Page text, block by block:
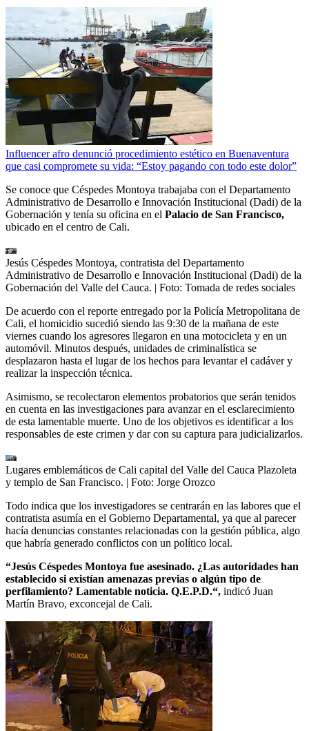
Influencer afro denunció procedimiento estético en Buenaventura
que casi compromete su vida: “Estoy pagando con todo este dolor”
Se conoce que Céspedes Montoya trabajaba con el Departamento
Administrativo de Desarrollo e Innovación Institucional (Dadi) de la
Gobernación y tenía su oficina en el Palacio de San Francisco,
ubicado en el centro de Cali.
Jesús Céspedes Montoya, contratista del Departamento
Administrativo de Desarrollo e Innovación Institucional (Dadi) de la
Gobernación del Valle del Cauca. | Foto: Tomada de redes sociales
De acuerdo con el reporte entregado por la Policía Metropolitana de
Cali, el homicidio sucedió siendo las 9:30 de la mañana de este
viernes cuando los agresores llegaron en una motocicleta y en un
automóvil. Minutos después, unidades de criminalística se
desplazaron hasta el lugar de los hechos para levantar el cadáver y
realizar la inspección técnica.
Asimismo, se recolectaron elementos probatorios que serán tenidos
en cuenta en las investigaciones para avanzar en el esclarecimiento
de esta lamentable muerte. Uno de los objetivos es identificar a los
responsables de este crimen y dar con su captura para judicializarlos.
Lugares emblemáticos de Cali capital del Valle del Cauca Plazoleta
y templo de San Francisco. | Foto: Jorge Orozco
Todo indica que los investigadores se centrarán en las labores que el
contratista asumía en el Gobierno Departamental, ya que al parecer
hacía denuncias constantes relacionadas con la gestión pública, algo
que habría generado conflictos con un político local.
“Jesús Céspedes Montoya fue asesinado. ¿Las autoridades han
establecido si existían amenazas previas o algún tipo de
perfilamiento? Lamentable noticia. Q.E.P.D.“, indicó Juan
Martín Bravo, exconcejal de Cali.